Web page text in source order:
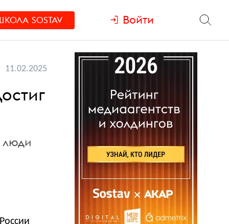
SOSTAV Войти
11.02.2025